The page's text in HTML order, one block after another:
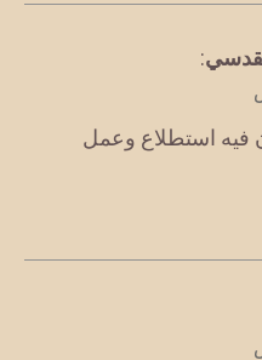
:
فيه استطلاع وعمل